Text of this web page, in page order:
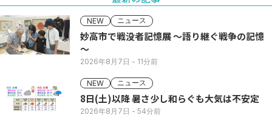
NEW ニュース
妙高市で戦没者記憶展 ～語り継ぐ戦争の記憶
～
2026年8月7日 - 11分前
NEW ニュース
8日(土)以降 暑さ少し和らぐも大気は不安定
2026年8月7日 - 54分前